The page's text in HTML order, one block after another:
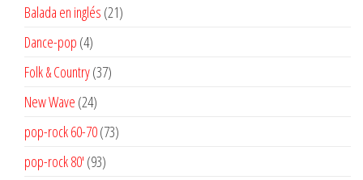
Balada en inglés 2121
Dance-pop 44
productos
Folk & Country 3737
New Wave 2424
productos
pop-rock 60-70 7373
pop-rock 80' 9393